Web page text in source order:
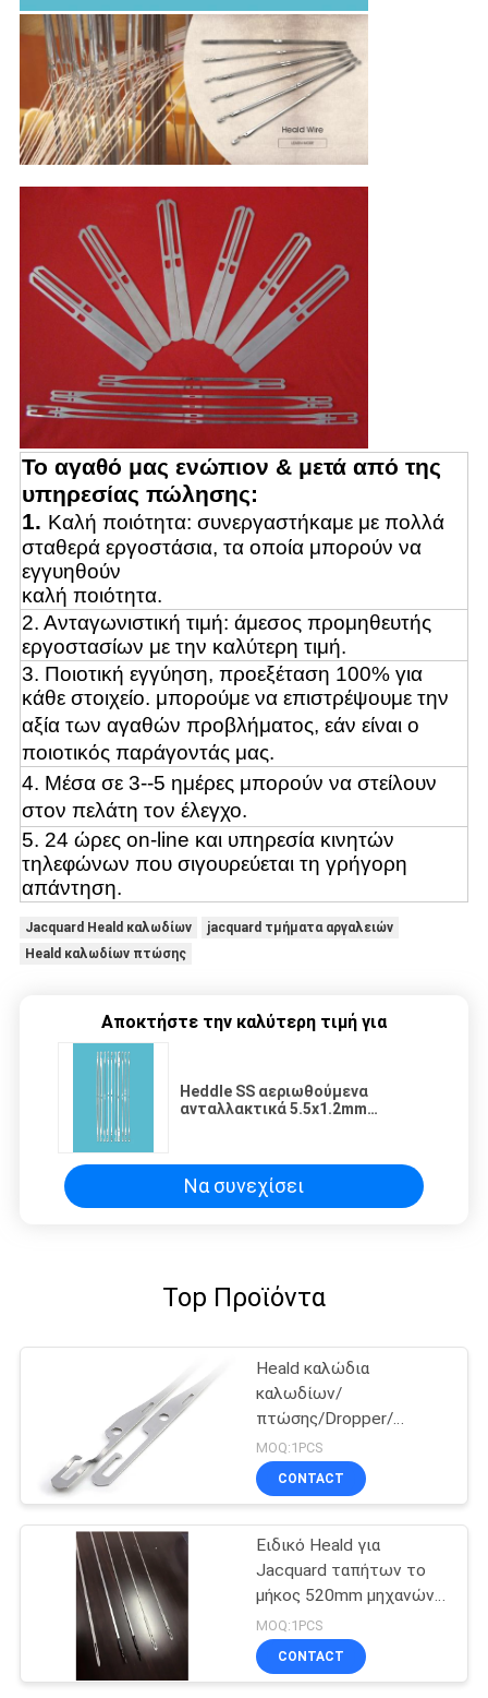
Το αγαθό μας ενώπιον & μετά από της
υπηρεσίας πώλησης:
1. Καλή ποιότητα: συνεργαστήκαμε με πολλά
σταθερά εργοστάσια, τα οποία μπορούν να
εγγυηθούν
καλή ποιότητα.
2. Ανταγωνιστική τιμή: άμεσος προμηθευτής
εργοστασίων με την καλύτερη τιμή.
3. Ποιοτική εγγύηση, προεξέταση 100% για
κάθε στοιχείο. μπορούμε να επιστρέψουμε την
αξία των αγαθών προβλήματος, εάν είναι ο
ποιοτικός παράγοντάς μας.
4. Μέσα σε 3--5 ημέρες μπορούν να στείλουν
στον πελάτη τον έλεγχο.
5. 24 ώρες on-line και υπηρεσία κινητών
τηλεφώνων που σιγουρεύεται τη γρήγορη
απάντηση.
Jacquard Heald καλωδίων
jacquard τμήματα αργαλειών
Heald καλωδίων πτώσης
Αποκτήστε την καλύτερη τιμή για
Heddle SS αεριωθούμενα
ανταλλακτικά 5.5x1.2mm
Να συνεχίσει
Top Προϊόντα
Heald καλώδια
καλωδίων/
πτώσης/Dropper/
πτώσης ανταλλακτικά
καλωδίων για τα
υφαντικά μέρη
υφαίνοντας αργαλειών
για Rapier/αέρα τον
αεριωθούμενο αργαλειό
MOQ:1PCS
CONTACT
Ειδικό Heald για
Jacquard ταπήτων το
μήκος 520mm μηχανών
αργαλειών Heald τύπων
Ο καλώδιο για τα
υφαίνοντας μέρη
MOQ:1PCS
CONTACT